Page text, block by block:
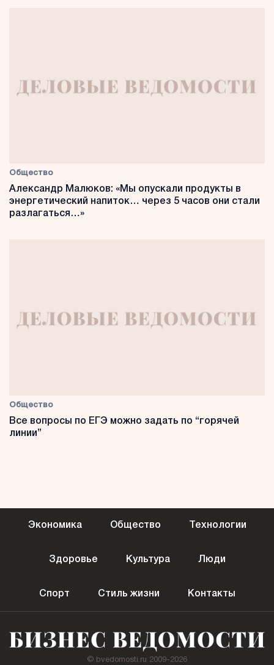
Общество
Александр Малюков: «Мы опускали продукты в
энергетический напиток… через 5 часов они стали
разлагаться…»
Общество
Все вопросы по ЕГЭ можно задать по “горячей
линии”
Экономика Общество Технологии
Здоровье Культура Люди
Спорт Стиль жизни Контакты
© bvedomosti.ru 2009-2026